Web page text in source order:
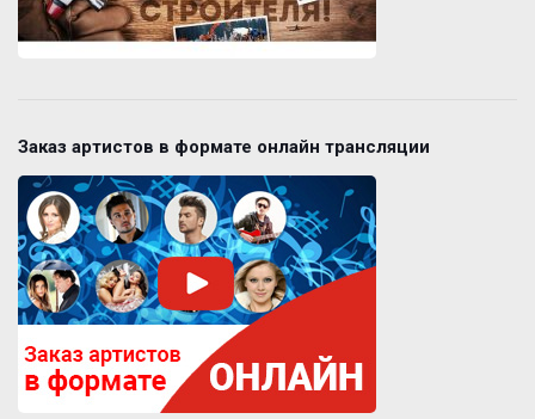
Заказ артистов в формате онлайн трансляции